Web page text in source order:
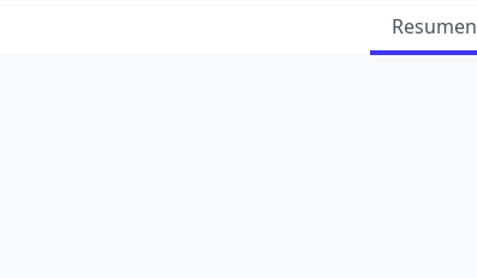
Resumen